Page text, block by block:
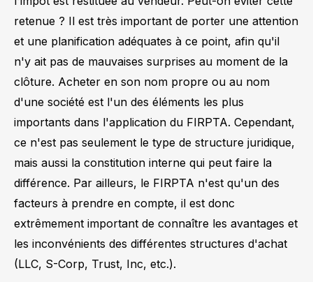
retenue ? Il est très important de porter une attention
et une planification adéquates à ce point, afin qu'il
n'y ait pas de mauvaises surprises au moment de la
clôture. Acheter en son nom propre ou au nom
d'une société est l'un des éléments les plus
importants dans l'application du FIRPTA. Cependant,
ce n'est pas seulement le type de structure juridique,
mais aussi la constitution interne qui peut faire la
différence. Par ailleurs, le FIRPTA n'est qu'un des
facteurs à prendre en compte, il est donc
extrêmement important de connaître les avantages et
les inconvénients des différentes structures d'achat
(LLC, S-Corp, Trust, Inc, etc.).